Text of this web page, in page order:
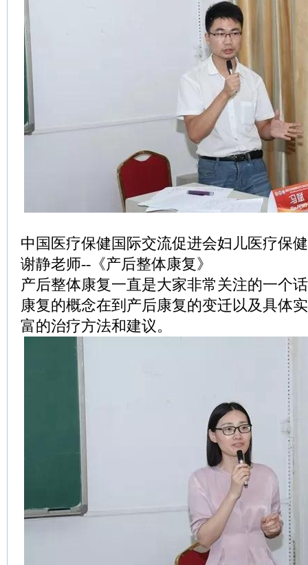
中国医疗保健国际交流促进会妇儿医疗保
谢静老师--《产后整体康复》
产后整体康复一直是大家非常关注的一个
康复的概念在到产后康复的变迁以及具体
富的治疗方法和建议。